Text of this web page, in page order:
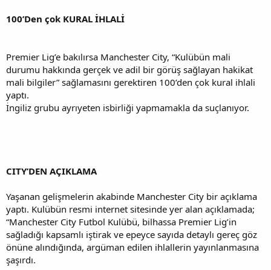
100’Den çok KURAL İHLALİ
Premier Lig’e bakılırsa Manchester City, “Kulübün mali
durumu hakkında gerçek ve adil bir görüş sağlayan hakikat
mali bilgiler” sağlamasını gerektiren 100’den çok kural ihlali
yaptı.
İngiliz grubu ayrıyeten isbirliği yapmamakla da suçlanıyor.
CITY’DEN AÇIKLAMA
Yaşanan gelişmelerin akabinde Manchester City bir açıklama
yaptı. Kulübün resmi internet sitesinde yer alan açıklamada;
“Manchester City Futbol Kulübü, bilhassa Premier Lig’in
sağladığı kapsamlı iştirak ve epeyce sayıda detaylı gereç göz
önüne alındığında, argüman edilen ihlallerin yayınlanmasına
şaşırdı.